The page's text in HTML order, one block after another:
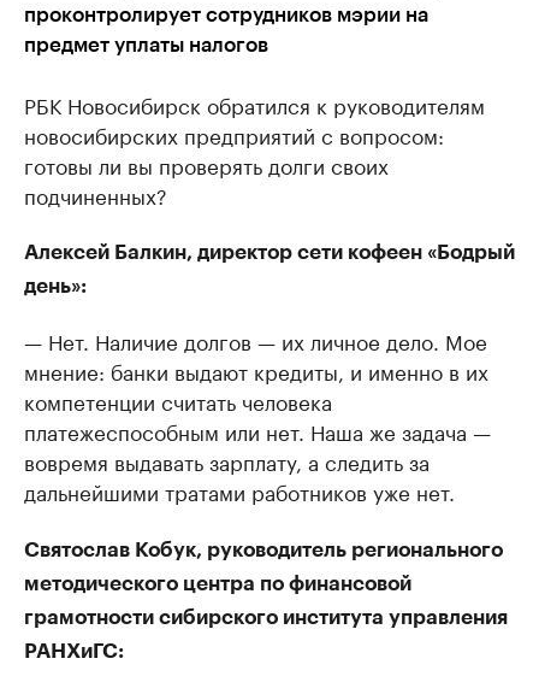
проконтролирует сотрудников мэрии на
предмет уплаты налогов
РБК Новосибирск обратился к руководителям
новосибирских предприятий с вопросом:
готовы ли вы проверять долги своих
подчиненных?
Алексей Балкин, директор сети кофеен «Бодрый
день»:
— Нет. Наличие долгов — их личное дело. Мое
мнение: банки выдают кредиты, и именно в их
компетенции считать человека
платежеспособным или нет. Наша же задача —
вовремя выдавать зарплату, а следить за
дальнейшими тратами работников уже нет.
Святослав Кобук, руководитель регионального
методического центра по финансовой
грамотности сибирского института управления
РАНХиГС: